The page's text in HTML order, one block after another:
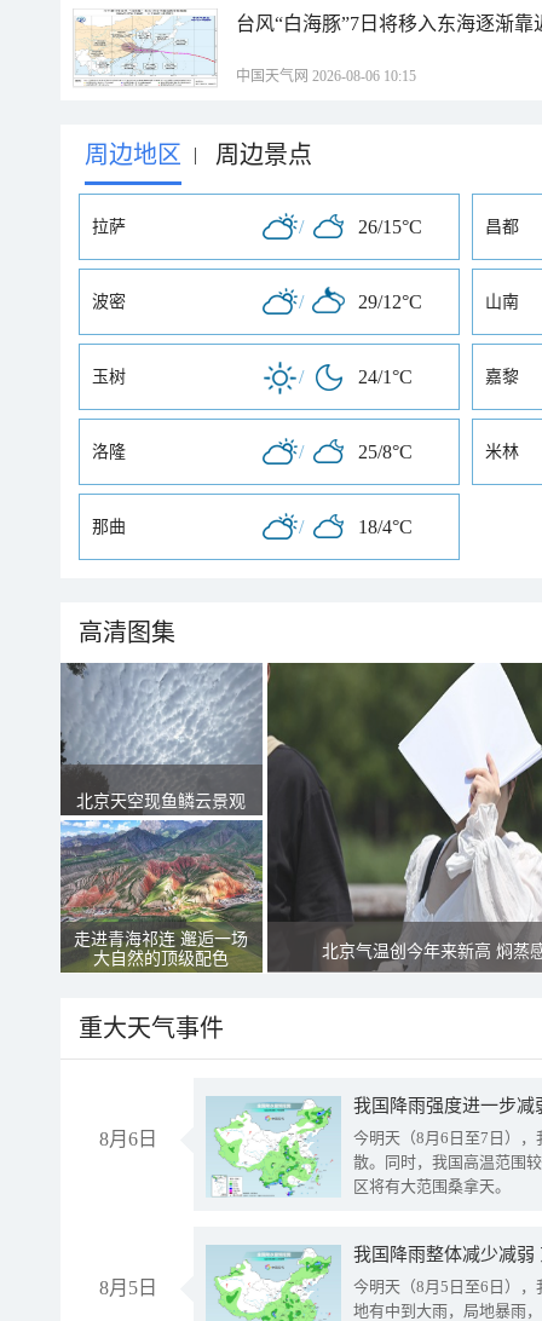
台风“白海豚”7日将移入东海逐渐
中国天气网 2026-08-06 10:15
周边地区 | 周边景点
拉萨 / 26/15°C 昌都
波密 / 29/12°C 山南
玉树 / 24/1°C 嘉黎
洛隆 / 25/8°C 米林
那曲 / 18/4°C
高清图集
北京天空现鱼鳞云景观
走进青海祁连 邂逅一场
大自然的顶级配色
北京气温创今年来新高 焖蒸
重大天气事件
8月6日
今明天（8月6日至7日）
散。同时，我国高温范围
区将有大范围桑拿天。
8月5日
我国降雨整体减少减弱
今明天（8月5日至6日）
地有中到大雨，局地暴雨